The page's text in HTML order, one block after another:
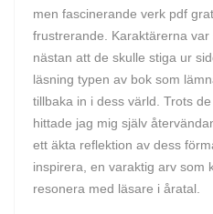
men fascinerande verk pdf
frustrerande. Karaktärerna
nästan att de skulle stiga ur
läsning typen av bok som
tillbaka in i dess värld. Trots
hittade jag mig själv
ett äkta reflektion av dess
inspirera, en varaktig arv som
resonera med läsare i åratal.